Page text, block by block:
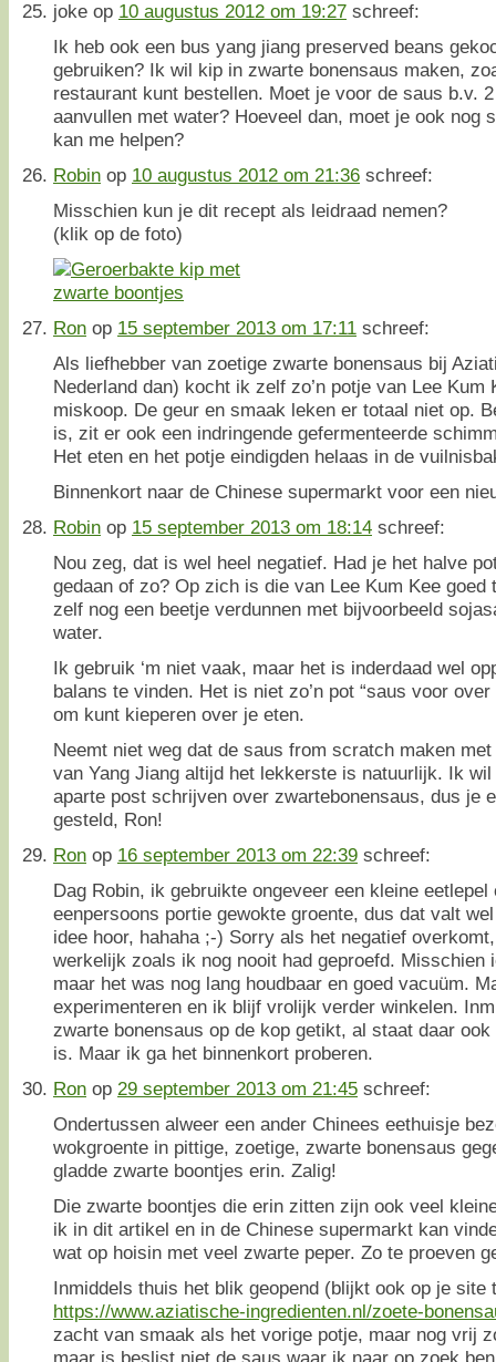
joke op 10 augustus 2012 om 19:27 schreef:
Ik heb ook een bus yang jiang preserved beans
gebruiken? Ik wil kip in zwarte bonensaus maken,
restaurant kunt bestellen. Moet je voor de saus b.v.
aanvullen met water? Hoeveel dan, moet je ook nog
kan me helpen?
Robin op 10 augustus 2012 om 21:36 schreef:
Misschien kun je dit recept als leidraad nemen?
(klik op de foto)
Ron op 15 september 2013 om 17:11 schreef:
Als liefhebber van zoetige zwarte bonensaus bij
Nederland dan) kocht ik zelf zo’n potje van Lee Kum
miskoop. De geur en smaak leken er totaal niet op.
is, zit er ook een indringende gefermenteerde
Het eten en het potje eindigden helaas in de
Binnenkort naar de Chinese supermarkt voor een
Robin op 15 september 2013 om 18:14 schreef:
Nou zeg, dat is wel heel negatief. Had je het halve
gedaan of zo? Op zich is die van Lee Kum Kee goed
zelf nog een beetje verdunnen met bijvoorbeeld
water.
Ik gebruik ‘m niet vaak, maar het is inderdaad wel
balans te vinden. Het is niet zo’n pot “saus voor
om kunt kieperen over je eten.
Neemt niet weg dat de saus from scratch maken
van Yang Jiang altijd het lekkerste is natuurlijk. Ik
aparte post schrijven over zwartebonensaus, dus je
gesteld, Ron!
Ron op 16 september 2013 om 22:39 schreef:
Dag Robin, ik gebruikte ongeveer een kleine eetlepel
eenpersoons portie gewokte groente, dus dat valt
idee hoor, hahaha ;-) Sorry als het negatief
werkelijk zoals ik nog nooit had geproefd. Misschien
maar het was nog lang houdbaar en goed vacuüm.
experimenteren en ik blijf vrolijk verder winkelen.
zwarte bonensaus op de kop getikt, al staat daar
is. Maar ik ga het binnenkort proberen.
Ron op 29 september 2013 om 21:45 schreef:
Ondertussen alweer een ander Chinees eethuisje
wokgroente in pittige, zoetige, zwarte bonensaus
gladde zwarte boontjes erin. Zalig!
Die zwarte boontjes die erin zitten zijn ook veel
ik in dit artikel en in de Chinese supermarkt kan
wat op hoisin met veel zwarte peper. Zo te proeven
Inmiddels thuis het blik geopend (blijkt ook op je site
https://www.aziatische-ingredienten.nl/zoete-
zacht van smaak als het vorige potje, maar nog vrij
maar is beslist niet de saus waar ik naar op zoek